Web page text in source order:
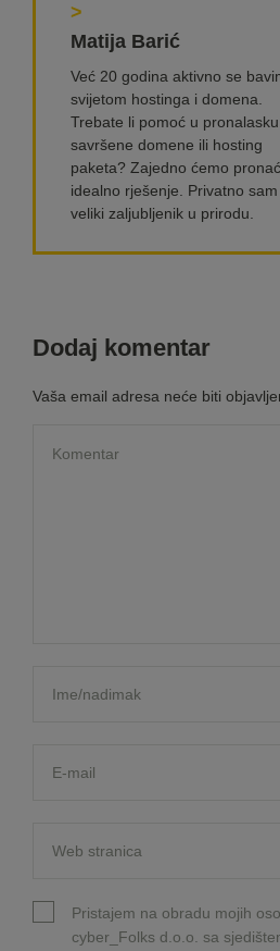
>
Matija Barić
Već 20 godina aktivno se
svijetom hostinga i domena.
Trebate li pomoć u pronalasku
savršene domene ili hosting
paketa? Zajedno ćemo
idealno rješenje. Privatno sam
veliki zaljubljenik u prirodu.
Dodaj komentar
Vaša email adresa neće biti
Pristajem na obradu mojih
cyber_Folks d.o.o. sa